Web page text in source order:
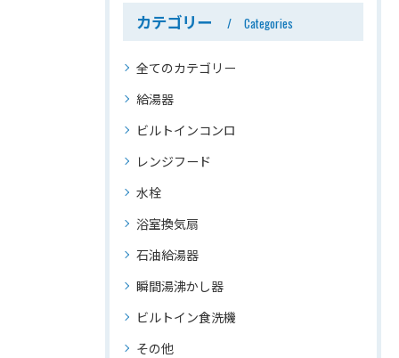
カテゴリー Categories
全てのカテゴリー
給湯器
ビルトインコンロ
レンジフード
水栓
浴室換気扇
石油給湯器
瞬間湯沸かし器
ビルトイン食洗機
その他